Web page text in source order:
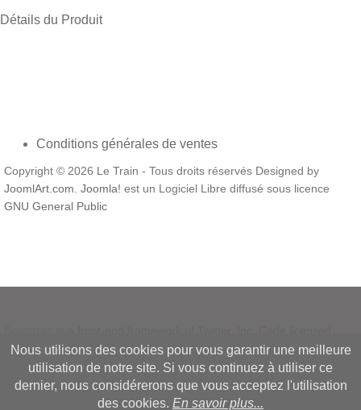
Détails du Produit
Conditions générales de ventes
Copyright © 2026 Le Train - Tous droits réservés Designed by
JoomlArt.com. Joomla! est un Logiciel Libre diffusé sous licence
GNU General Public
underMIT License.
Font Awesomefont licensed underSIL OFL 1.1.
Nous utilisons des cookies pour vous garantir une meilleure
utilisation de notre site. Si vous continuez à utiliser ce
dernier, nous considérerons que vous acceptez l'utilisation
des cookies. En savoir plus...